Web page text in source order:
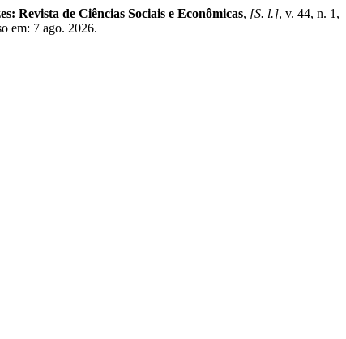
Revista de Ciências Sociais e Econômicas, [S. l.], v. 44, n. 1,
em: 7 ago. 2026.